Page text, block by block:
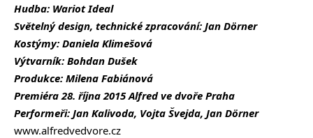
Hudba: Wariot Ideal
Světelný design, technické zpracování: Jan Dörner
Kostýmy: Daniela Klimešová
Výtvarník: Bohdan Dušek
Produkce: Milena Fabiánová
Premiéra 28. října 2015 Alfred ve dvoře Praha
Performeři: Jan Kalivoda, Vojta Švejda, Jan Dörner
www.alfredvedvore.cz